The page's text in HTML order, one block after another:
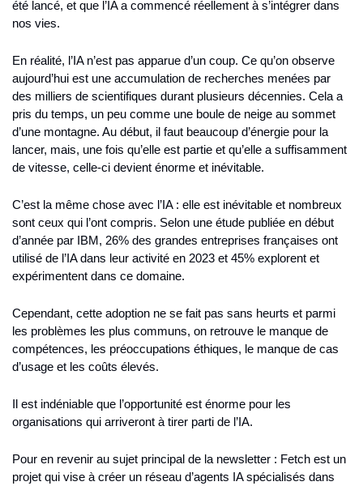
été lancé, et que l’IA a commencé réellement à s’intégrer dans
nos vies.
En réalité, l’IA n’est pas apparue d’un coup. Ce qu’on observe
aujourd’hui est une accumulation de recherches menées par
des milliers de scientifiques durant plusieurs décennies. Cela a
pris du temps, un peu comme une boule de neige au sommet
d’une montagne. Au début, il faut beaucoup d’énergie pour la
lancer, mais, une fois qu’elle est partie et qu’elle a suffisamment
de vitesse, celle-ci devient énorme et inévitable.
C’est la même chose avec l’IA : elle est inévitable et nombreux
sont ceux qui l’ont compris. Selon une étude publiée en début
d’année par IBM, 26% des grandes entreprises françaises ont
utilisé de l’IA dans leur activité en 2023 et 45% explorent et
expérimentent dans ce domaine.
Cependant, cette adoption ne se fait pas sans heurts et parmi
les problèmes les plus communs, on retrouve le manque de
compétences, les préoccupations éthiques, le manque de cas
d’usage et les coûts élevés.
Il est indéniable que l’opportunité est énorme pour les
organisations qui arriveront à tirer parti de l’IA.
Pour en revenir au sujet principal de la newsletter : Fetch est un
projet qui vise à créer un réseau d’agents IA spécialisés dans